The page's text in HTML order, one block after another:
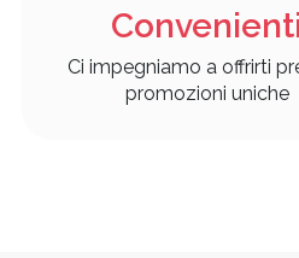
Ci impegniamo a offrirti
promozioni uniche